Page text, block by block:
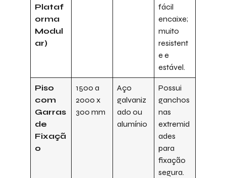
Plataf
orma
Modul
ar)
fácil
encaixe;
muito
resistent
e e
estável.
Piso
com
Garras
de
Fixaçã
o
1500 a
2000 x
300 mm
Aço
galvaniz
ado ou
alumínio
Possui
ganchos
nas
extremid
ades
para
fixação
segura.